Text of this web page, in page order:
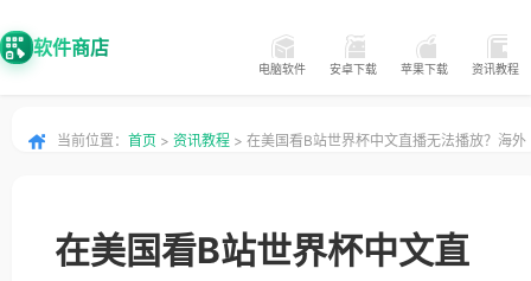
软件商店
电脑软件 安卓下载 苹果下载 资讯教程
当前位置： 首页 > 资讯教程 > 在美国看B站世界杯中文直播无法播放？海外
在美国看B站世界杯中文直